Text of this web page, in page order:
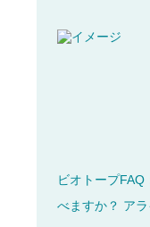
ビオトープ
べますか？ ア